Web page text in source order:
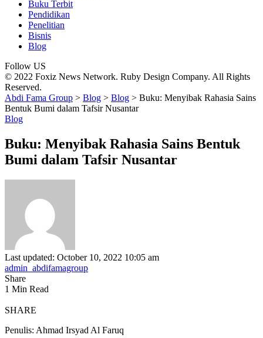
Buku Terbit
Pendidikan
Penelitian
Bisnis
Blog
Follow US
© 2022 Foxiz News Network. Ruby Design Company. All Rights
Reserved.
Abdi Fama Group > Blog > Blog > Buku: Menyibak Rahasia Sains
Bentuk Bumi dalam Tafsir Nusantar
Blog
Buku: Menyibak Rahasia Sains Bentuk
Bumi dalam Tafsir Nusantar
Last updated: October 10, 2022 10:05 am
admin_abdifamagroup
Share
1 Min Read
SHARE
Penulis: Ahmad Irsyad Al Faruq